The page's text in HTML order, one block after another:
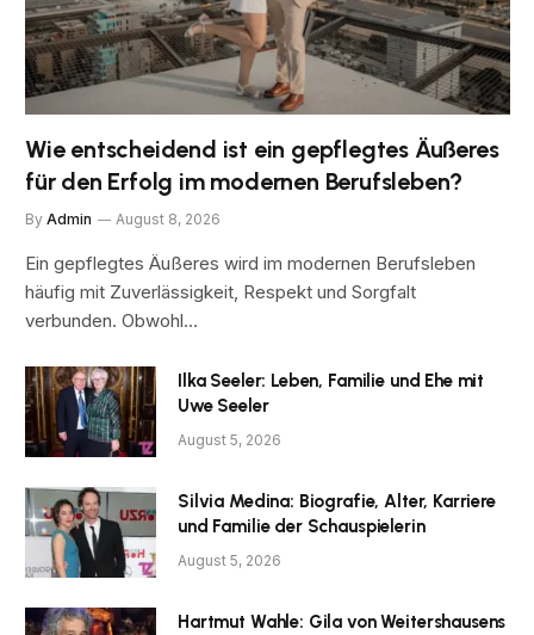
Wie entscheidend ist ein gepflegtes Äußeres
für den Erfolg im modernen Berufsleben?
By Admin August 8, 2026
Ein gepflegtes Äußeres wird im modernen Berufsleben
häufig mit Zuverlässigkeit, Respekt und Sorgfalt
verbunden. Obwohl…
Ilka Seeler: Leben, Familie und Ehe mit
Uwe Seeler
August 5, 2026
Silvia Medina: Biografie, Alter, Karriere
und Familie der Schauspielerin
August 5, 2026
Hartmut Wahle: Gila von Weitershausens